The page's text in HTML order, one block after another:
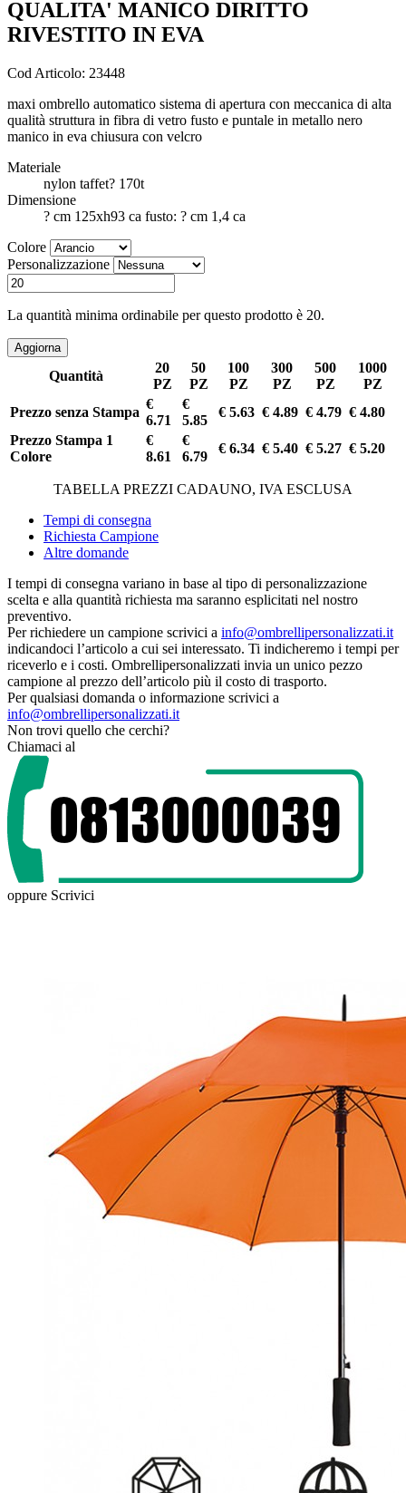
QUALITA' MANICO DIRITTO
RIVESTITO IN EVA
Cod Articolo: 23448
maxi ombrello automatico sistema di apertura con meccanica di alta
qualità struttura in fibra di vetro fusto e puntale in metallo nero
manico in eva chiusura con velcro
Materiale
nylon taffet? 170t
Dimensione
? cm 125xh93 ca fusto: ? cm 1,4 ca
Colore
Personalizzazione
La quantità minima ordinabile per questo prodotto è 20.
Quantità
20
PZ
50
PZ
100
PZ
300
PZ
500
PZ
1000
PZ
Prezzo senza Stampa
€
6.71
€
5.85
€ 5.63 € 4.89 € 4.79 € 4.80
Prezzo Stampa 1
Colore
€
8.61
€
6.79
€ 6.34 € 5.40 € 5.27 € 5.20
TABELLA PREZZI CADAUNO, IVA ESCLUSA
Tempi di consegna
Richiesta Campione
Altre domande
I tempi di consegna variano in base al tipo di personalizzazione
scelta e alla quantità richiesta ma saranno esplicitati nel nostro
preventivo.
Per richiedere un campione scrivici a info@ombrellipersonalizzati.it
indicandoci l’articolo a cui sei interessato. Ti indicheremo i tempi per
riceverlo e i costi. Ombrellipersonalizzati invia un unico pezzo
campione al prezzo dell’articolo più il costo di trasporto.
Per qualsiasi domanda o informazione scrivici a
info@ombrellipersonalizzati.it
Non trovi quello che cerchi?
Chiamaci al
oppure Scrivici